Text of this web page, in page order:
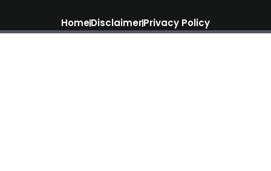
HomeDisclaimerPrivacy Policy